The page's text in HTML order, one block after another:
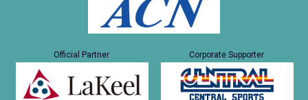
Official Partner Corporate Supporter